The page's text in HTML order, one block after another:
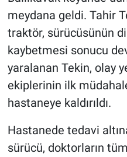
meydana geldi. Tahir
traktör, sürücüsünün
kaybetmesi sonucu
yaralanan Tekin, olay
ekiplerinin ilk
hastaneye kaldırıldı.
Hastanede tedavi
sürücü, doktorların